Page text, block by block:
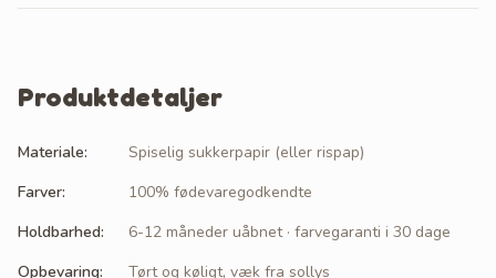
Produktdetaljer
Materiale:
Spiselig sukkerpapir (eller rispap)
Farver:
100% fødevaregodkendte
Holdbarhed:
6-12 måneder uåbnet · farvegaranti i 30 dage
Opbevaring:
Tørt og køligt, væk fra sollys